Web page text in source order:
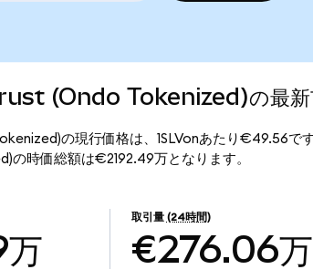
(Ondo Tokenized)の最新
の現行価格は、1SLVonあたり€49.56で
の時価総額は€2192.49万となります。
取引量 (24時間)
€276.06万